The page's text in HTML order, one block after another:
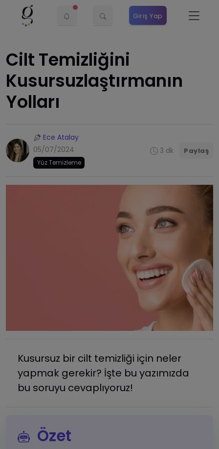
Giriş Yap
Cilt Temizliğini
Kusursuzlaştırmanın
Yolları
Ece Atalay
05/07/2024
Yüz Temizleme
3 dk Paylaş
Kusursuz bir cilt temizliği için neler
yapmak gerekir? İşte bu yazımızda
bu soruyu cevaplıyoruz!
Özet